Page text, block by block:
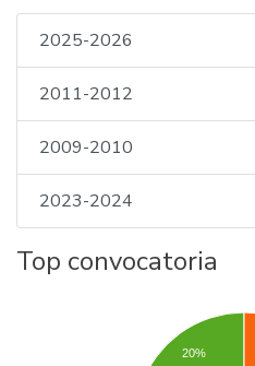
2025-2026
2011-2012
2009-2010
2023-2024
Top convocatoria
20%